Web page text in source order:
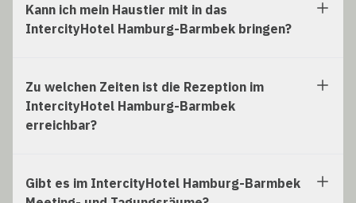
Kann ich mein Haustier mit in das
IntercityHotel Hamburg-Barmbek bringen?
Zu welchen Zeiten ist die Rezeption im
IntercityHotel Hamburg-Barmbek
erreichbar?
Gibt es im IntercityHotel Hamburg-Barmbek